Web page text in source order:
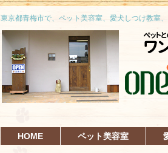
東京都青梅市で、ペット美容室、愛犬しつけ教室
HOME ペット美容室